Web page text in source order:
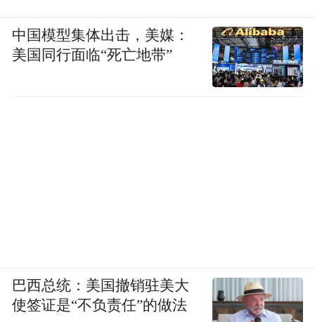
中国模型集体出击，美媒：
美国同行面临“死亡地带”
巴西总统：美国撤销驻美大
使签证是“不负责任”的做法